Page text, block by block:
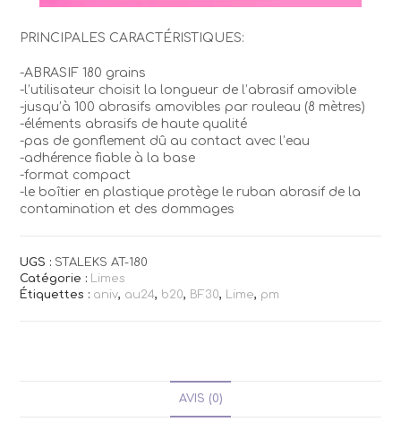
PRINCIPALES CARACTÉRISTIQUES:
-ABRASIF 180 grains
-l’utilisateur choisit la longueur de l’abrasif amovible
-jusqu’à 100 abrasifs amovibles par rouleau (8 mètres)
-éléments abrasifs de haute qualité
-pas de gonflement dû au contact avec l’eau
-adhérence fiable à la base
-format compact
-le boîtier en plastique protège le ruban abrasif de la
contamination et des dommages
UGS : STALEKS AT-180
Catégorie : Limes
Étiquettes : aniv, au24, b20, BF30, Lime, pm
AVIS (0)